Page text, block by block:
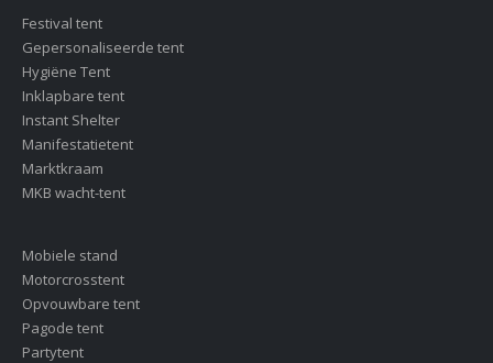
Festival tent
Gepersonaliseerde tent
Hygiëne Tent
Inklapbare tent
Instant Shelter
Manifestatietent
Marktkraam
MKB wacht-tent
Mobiele stand
Motorcrosstent
Opvouwbare tent
Pagode tent
Partytent